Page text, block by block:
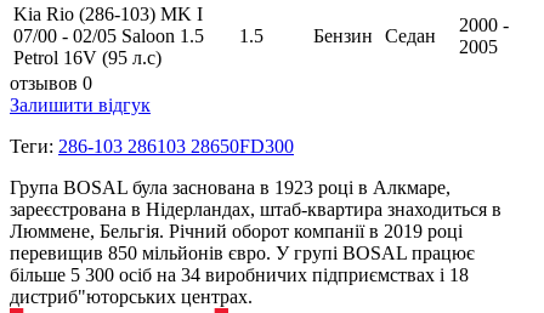
Kia Rio (286-103) MK I
07/00 - 02/05 Saloon 1.5
Petrol 16V (95 л.с)
1.5 Бензин Седан
2000 -
2005
отзывов 0
Залишити відгук
Теги: 286-103 286103 28650FD300
Група BOSAL була заснована в 1923 році в Алкмаре,
зареєстрована в Нідерландах, штаб-квартира знаходиться в
Люммене, Бельгія. Річний оборот компанії в 2019 році
перевищив 850 мільйонів євро. У групі BOSAL працює
більше 5 300 осіб на 34 виробничих підприємствах і 18
дистриб"юторських центрах.